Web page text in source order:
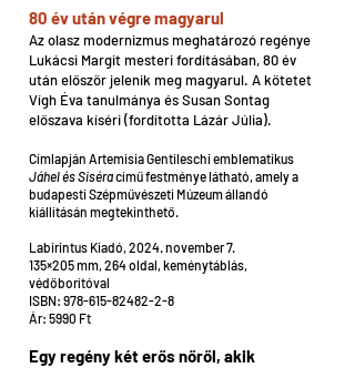
80 év után végre magyarul
Az olasz modernizmus meghatározó regénye
Lukácsi Margit mesteri fordításában, 80 év
után először jelenik meg magyarul. A kötetet
Vígh Éva tanulmánya és Susan Sontag
előszava kíséri (fordította Lázár Júlia).
Címlapján Artemisia Gentileschi emblematikus
Jáhel és Siséracímű festménye látható, amely a
budapesti Szépművészeti Múzeum állandó
kiállításán megtekinthető.
Labirintus Kiadó, 2024. november 7.
135×205 mm, 264 oldal, keménytáblás,
védőborítóval
ISBN: 978-615-82482-2-8
Ár: 5990 Ft
Egy regény két erős nőről, akik